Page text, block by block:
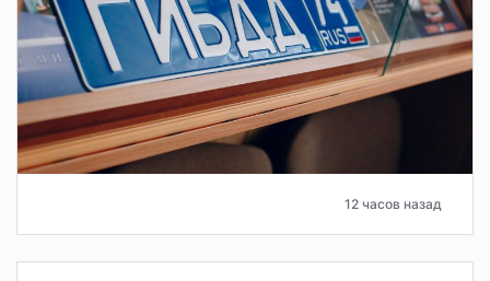
12 часов назад